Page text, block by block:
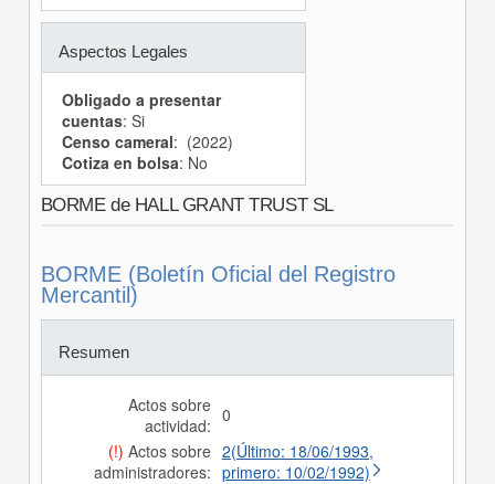
Aspectos Legales
Obligado a presentar
cuentas: Si
Censo cameral: (2022)
Cotiza en bolsa: No
BORME de HALL GRANT TRUST SL
BORME (Boletín Oficial del Registro
Mercantil)
Resumen
Actos sobre
actividad: 0
(!) Actos sobre
administradores:
2(Último: 18/06/1993,
primero: 10/02/1992)